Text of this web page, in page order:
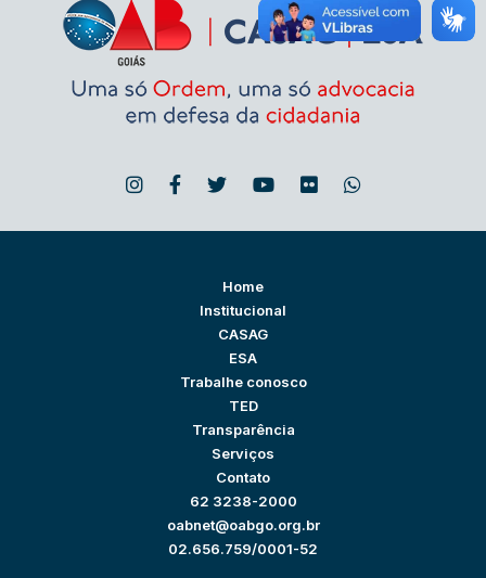
Home
Institucional
CASAG
ESA
Trabalhe conosco
TED
Transparência
Serviços
Contato
62 3238-2000
oabnet@oabgo.org.br
02.656.759/0001-52